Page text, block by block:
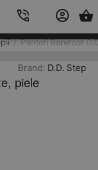
/ Pantofi Barefoot
Brand: D.D. Step
piele